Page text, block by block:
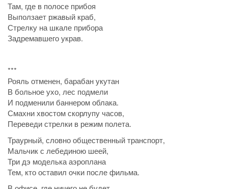
Там, где в полосе прибоя
Выползает ржавый краб,
Стрелку на шкале прибора
Задремавшего украв.
***
Рояль отменен, барабан укутан
В больное ухо, лес подмели
И подменили баннером облака.
Смахни хвостом скорлупу часов,
Переведи стрелки в режим полета.
Траурный, словно общественный транспорт,
Мальчик с лебединою шеей,
Три дэ моделька аэроплана
Тем, кто оставил очки после фильма.